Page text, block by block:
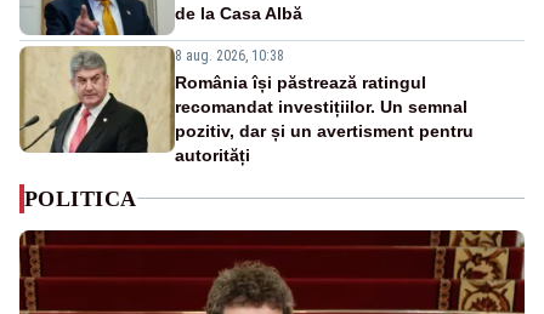
de la Casa Albă
8 aug. 2026, 10:38
România își păstrează ratingul
recomandat investițiilor. Un semnal
pozitiv, dar și un avertisment pentru
autorități
POLITICA